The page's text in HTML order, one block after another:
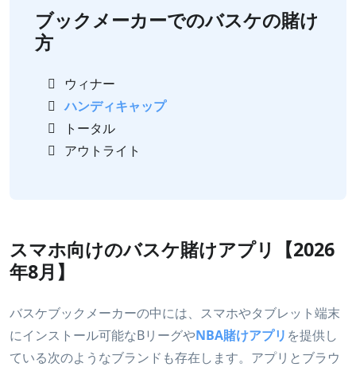
ブックメーカーでのバスケの賭け
方
ウィナー
ハンディキャップ
トータル
アウトライト
スマホ向けのバスケ賭けアプリ【2026
年8月】
バスケブックメーカーの中には、スマホやタブレット端末
にインストール可能なBリーグやNBA賭けアプリ を提供し
ている次のようなブランドも存在します。アプリとブラウ